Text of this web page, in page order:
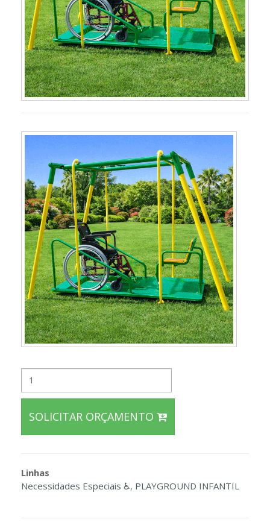
SOLICITAR ORÇAMENTO
Linhas
Necessidades Especiais ♿, PLAYGROUND INFANTIL